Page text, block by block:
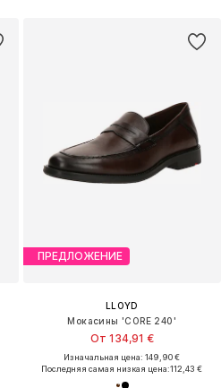
ПРЕДЛОЖЕНИЕ
LLOYD
Мокасины 'CORE 240'
От 134,91 €
Изначальная цена: 149,90 €
Последняя самая низкая цена:112,43 €